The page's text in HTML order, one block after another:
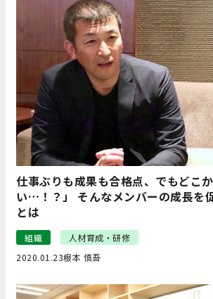
仕事ぶりも成果も合格点、でもどこ
い…！？」 そんなメンバーの成長を
とは
組織
人材育成・研修
2020.01.23根本 慎吾